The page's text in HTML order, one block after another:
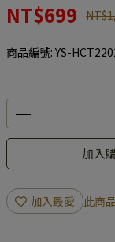
NT$699
商品編號: YS-
加入
加入最愛 此商